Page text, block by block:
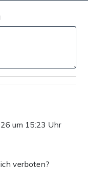
um 15:23 Uhr
verboten?